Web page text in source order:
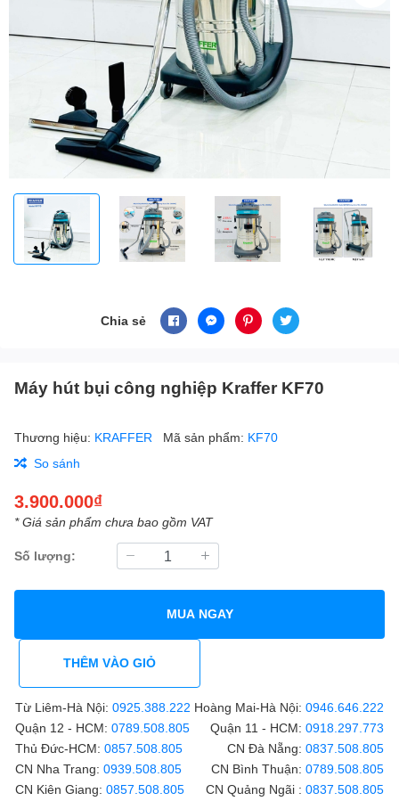
Chia sẻ
Máy hút bụi công nghiệp Kraffer KF70
Thương hiệu: KRAFFER Mã sản phẩm: KF70
So sánh
3.900.000₫
* Giá sản phẩm chưa bao gồm VAT
Số lượng:
MUA NGAY
THÊM VÀO GIỎ
Từ Liêm-Hà Nội: 0925.388.222 Hoàng Mai-Hà Nội: 0946.646.222
Quận 12 - HCM: 0789.508.805 Quận 11 - HCM: 0918.297.773
Thủ Đức-HCM: 0857.508.805 CN Đà Nẵng: 0837.508.805
CN Nha Trang: 0939.508.805 CN Bình Thuận: 0789.508.805
CN Kiên Giang: 0857.508.805 CN Quảng Ngãi : 0837.508.805